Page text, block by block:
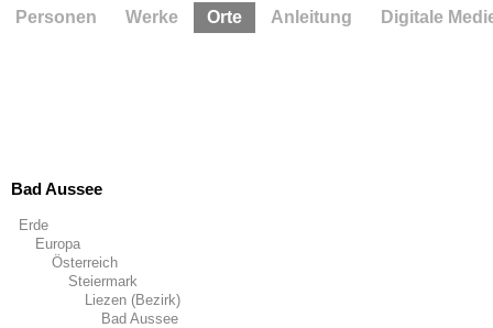
Bad Aussee
Erde
Europa
Österreich
Steiermark
Liezen (Bezirk)
Bad Aussee
Personen Werke Orte Anleitung Digitale